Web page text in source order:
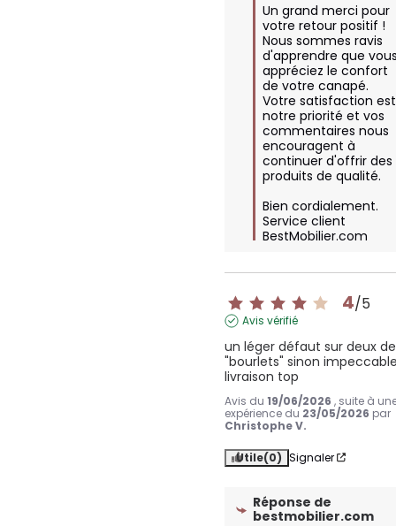
Un grand merci pour
votre retour positif !
Nous sommes ravis
d'apprendre que
appréciez le confort
de votre canapé.
Votre satisfaction est
notre priorité et vos
commentaires nous
encouragent à
continuer d'offrir des
produits de qualité.
Bien cordialement.
Service client
BestMobilier.com
4/5
Avis vérifié
un léger défaut sur deux
"bourlets" sinon
livraison top
Avis du19/06/2026 , suite à
expérience du 23/05/2026 par
Christophe V.
Utile(0) Signaler
Réponse de
bestmobilier.com